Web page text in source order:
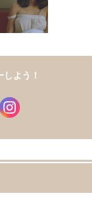
よう！